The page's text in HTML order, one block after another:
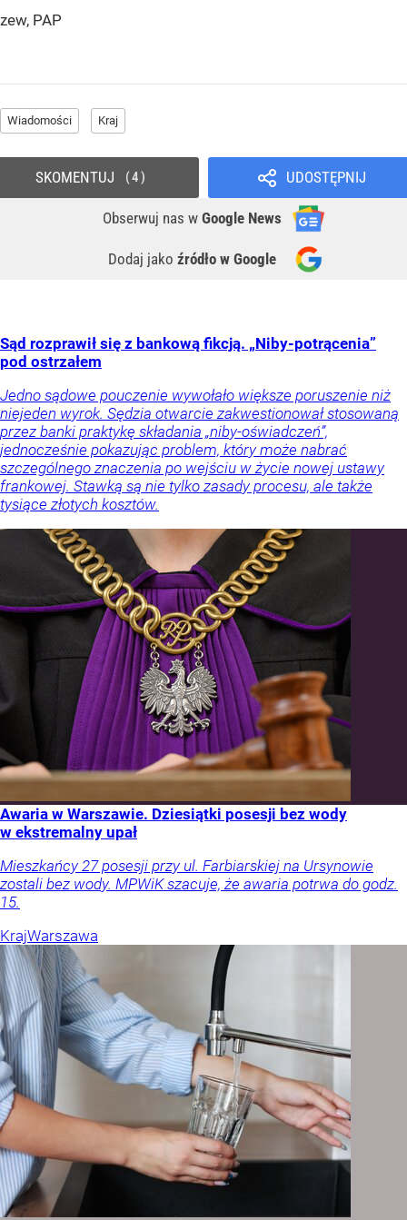
zew, PAP
Wiadomości Kraj
UDOSTĘPNIJ
Obserwuj nas w Google News
Dodaj jako źródło w Google
SKOMENTUJ 4
Sąd rozprawił się z bankową fikcją. „Niby-potrącenia”
pod ostrzałem
Jedno sądowe pouczenie wywołało większe poruszenie niż
niejeden wyrok. Sędzia otwarcie zakwestionował stosowaną
przez banki praktykę składania „niby-oświadczeń”,
jednocześnie pokazując problem, który może nabrać
szczególnego znaczenia po wejściu w życie nowej ustawy
frankowej. Stawką są nie tylko zasady procesu, ale także
tysiące złotych kosztów.
Awaria w Warszawie. Dziesiątki posesji bez wody
w ekstremalny upał
Mieszkańcy 27 posesji przy ul. Farbiarskiej na Ursynowie
zostali bez wody. MPWiK szacuje, że awaria potrwa do godz.
15.
KrajWarszawa